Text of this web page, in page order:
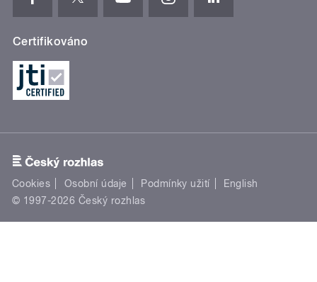
Certifikováno
Cookies Osobní údaje Podmínky užití
English
© 1997-2026 Český rozhlas